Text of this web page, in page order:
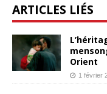
ARTICLES LIÉS
Orient
1 février